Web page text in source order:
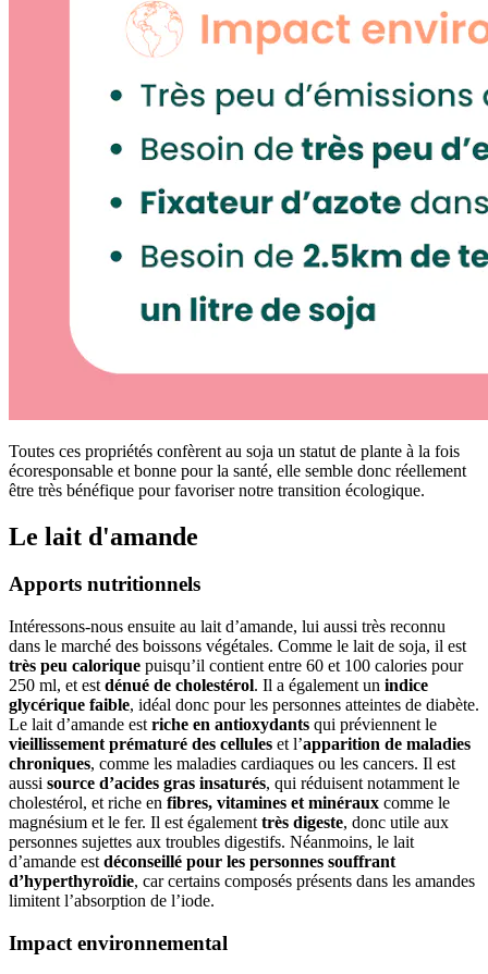
Toutes ces propriétés confèrent au soja un statut de plante à la fois
écoresponsable et bonne pour la santé, elle semble donc réellement
être très bénéfique pour favoriser notre transition écologique.
Le lait d'amande
Apports nutritionnels
Intéressons-nous ensuite au lait d’amande, lui aussi très reconnu
dans le marché des boissons végétales. Comme le lait de soja, il est
très peu calorique puisqu’il contient entre 60 et 100 calories pour
250 ml, et est dénué de cholestérol. Il a également un indice
glycérique faible, idéal donc pour les personnes atteintes de diabète.
Le lait d’amande est riche en antioxydants qui préviennent le
vieillissement prématuré des cellules et l’apparition de maladies
chroniques, comme les maladies cardiaques ou les cancers. Il est
aussi source d’acides gras insaturés, qui réduisent notamment le
cholestérol, et riche en fibres, vitamines et minéraux comme le
magnésium et le fer. Il est également très digeste, donc utile aux
personnes sujettes aux troubles digestifs. Néanmoins, le lait
d’amande est déconseillé pour les personnes souffrant
d’hyperthyroïdie, car certains composés présents dans les amandes
limitent l’absorption de l’iode.
Impact environnemental